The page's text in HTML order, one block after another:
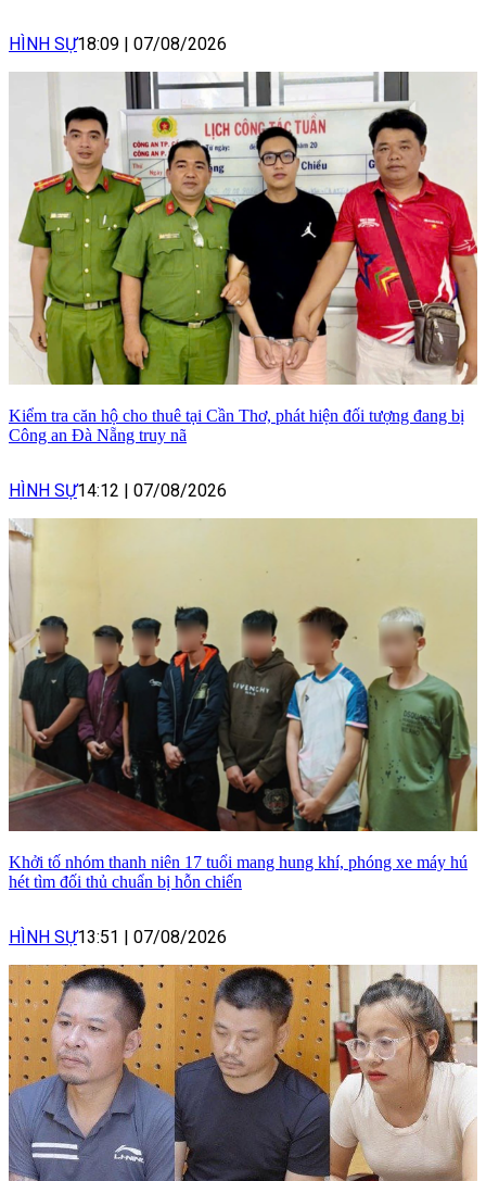
HÌNH SỰ18:09 | 07/08/2026
Kiểm tra căn hộ cho thuê tại Cần Thơ, phát hiện đối tượng đang bị
Công an Đà Nẵng truy nã
HÌNH SỰ14:12 | 07/08/2026
Khởi tố nhóm thanh niên 17 tuổi mang hung khí, phóng xe máy hú
hét tìm đối thủ chuẩn bị hỗn chiến
HÌNH SỰ13:51 | 07/08/2026